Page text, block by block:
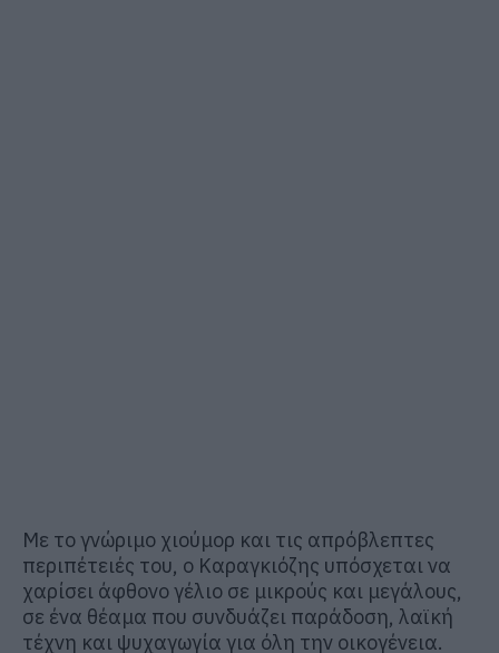
Με το γνώριμο χιούμορ και τις απρόβλεπτες
περιπέτειές του, ο Καραγκιόζης υπόσχεται να
χαρίσει άφθονο γέλιο σε μικρούς και μεγάλους,
σε ένα θέαμα που συνδυάζει παράδοση, λαϊκή
τέχνη και ψυχαγωγία για όλη την οικογένεια.